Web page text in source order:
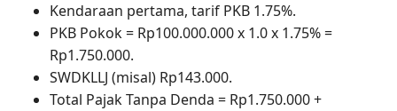
Kendaraan pertama, tarif PKB 1.75%.
PKB Pokok = Rp100.000.000 x 1.0 x 1.75% =
Rp1.750.000.
SWDKLLJ (misal) Rp143.000.
Total Pajak Tanpa Denda = Rp1.750.000 +